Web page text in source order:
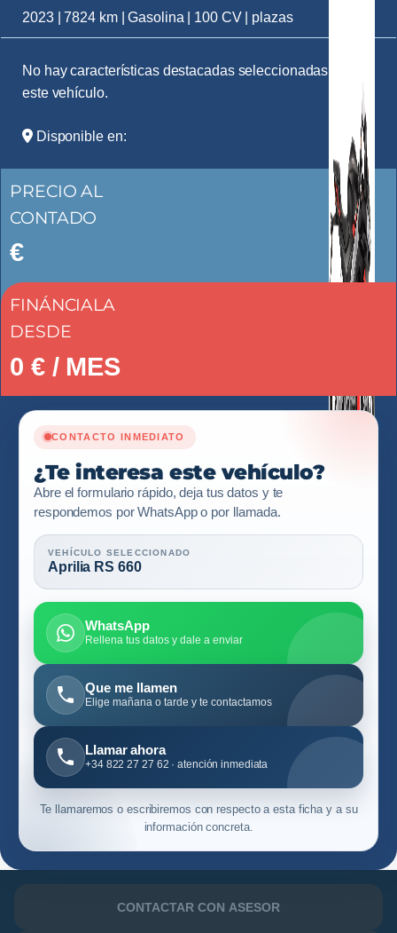
2023 | 7824 km | Gasolina | 100 CV | plazas
No hay características destacadas seleccionadas para
este vehículo.
Disponible en:
PRECIO AL
CONTADO
€
FINÁNCIALA
DESDE
0 € / MES
CONTACTO INMEDIATO
¿Te interesa este vehículo?
Abre el formulario rápido, deja tus datos y te
respondemos por WhatsApp o por llamada.
VEHÍCULO SELECCIONADO
Aprilia RS 660
WhatsApp
Rellena tus datos y dale a enviar
Que me llamen
Elige mañana o tarde y te contactamos
Llamar ahora
+34 822 27 27 62 · atención inmediata
Te llamaremos o escribiremos con respecto a esta ficha y a su
información concreta.
CONTACTAR CON ASESOR